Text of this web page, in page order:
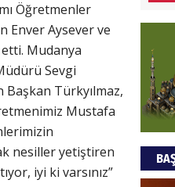
Öğretmenler
Enver Aysever ve
Mudanya
Sevgi
Türkyılmaz,
Mustafa
nesiller yetiştiren
iyi ki varsınız”